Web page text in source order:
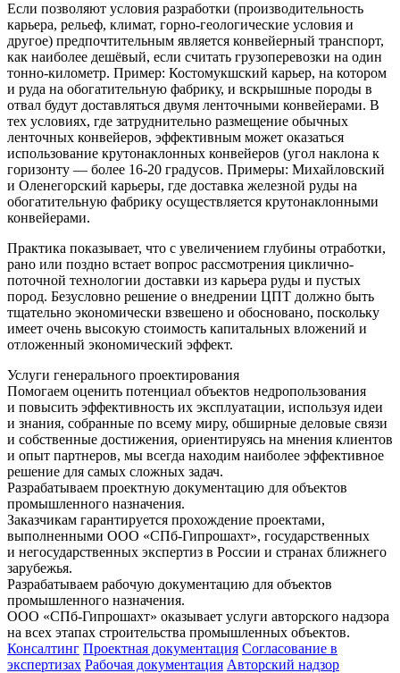
Если позволяют условия разработки (производительность
карьера, рельеф, климат, горно-геологические условия и
другое) предпочтительным является конвейерный транспорт,
как наиболее дешёвый, если считать грузоперевозки на один
тонно-километр. Пример: Костомукшский карьер, на котором
и руда на обогатительную фабрику, и вскрышные породы в
отвал будут доставляться двумя ленточными конвейерами. В
тех условиях, где затруднительно размещение обычных
ленточных конвейеров, эффективным может оказаться
использование крутонаклонных конвейеров (угол наклона к
горизонту — более 16-20 градусов. Примеры: Михайловский
и Оленегорский карьеры, где доставка железной руды на
обогатительную фабрику осуществляется крутонаклонными
конвейерами.
Практика показывает, что с увеличением глубины отработки,
рано или поздно встает вопрос рассмотрения циклично-
поточной технологии доставки из карьера руды и пустых
пород. Безусловно решение о внедрении ЦПТ должно быть
тщательно экономически взвешено и обосновано, поскольку
имеет очень высокую стоимость капитальных вложений и
отложенный экономический эффект.
Услуги генерального проектирования
Помогаем оценить потенциал объектов недропользования
и повысить эффективность их эксплуатации, используя идеи
и знания, собранные по всему миру, обширные деловые связи
и собственные достижения, ориентируясь на мнения клиентов
и опыт партнеров, мы всегда находим наиболее эффективное
решение для самых сложных задач.
Разрабатываем проектную документацию для объектов
промышленного назначения.
Заказчикам гарантируется прохождение проектами,
выполненными ООО «СПб-Гипрошахт», государственных
и негосударственных экспертиз в России и странах ближнего
зарубежья.
Разрабатываем рабочую документацию для объектов
промышленного назначения.
ООО «СПб-Гипрошахт» оказывает услуги авторского надзора
на всех этапах строительства промышленных объектов.
Консалтинг Проектная документация Согласование в
экспертизах Рабочая документация Авторский надзор